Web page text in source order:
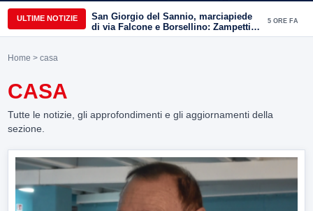
ULTIME NOTIZIE
San Giorgio del Sannio, marciapiede
di via Falcone e Borsellino: Zampetti e
Lombardi replicano alle polemiche
5 ORE FA
Home > casa
CASA
Tutte le notizie, gli approfondimenti e gli aggiornamenti della
sezione.